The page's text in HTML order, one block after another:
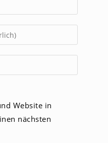
Website in
nächsten